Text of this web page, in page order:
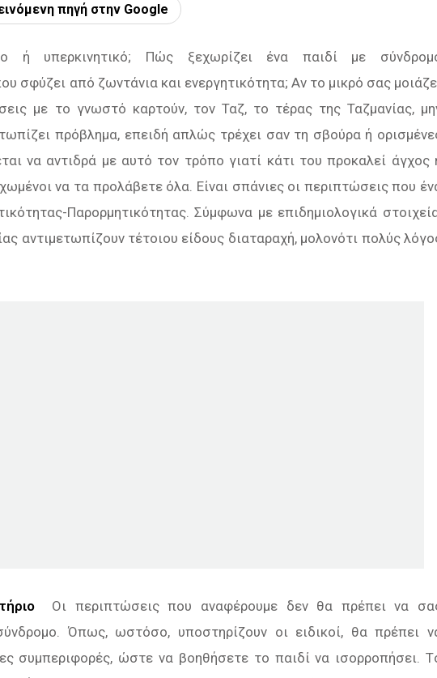
πηγή στην Google
ή υπερκινητικό; Πώς ξεχωρίζει ένα παιδί με
σφύζει από ζωντάνια και ενεργητικότητα; Αν το μικρό σας
µε το γνωστό καρτούν, τον Ταζ, το τέρας της Ταζμανίας,
πρόβλημα, επειδή απλώς τρέχει σαν τη σβούρα ή
να αντιδρά µε αυτό τον τρόπο γιατί κάτι του προκαλεί άγχος
να τα προλάβετε όλα. Είναι σπάνιες οι περιπτώσεις που
Παρορµητικότητας. Σύµφωνα µε επιδηµιολογικά
αντιµετωπίζουν τέτοιου είδους διαταραχή, µολονότι πολύς
Οι περιπτώσεις που αναφέρουµε δεν θα πρέπει να
Όπως, ωστόσο, υποστηρίζουν οι ειδικοί, θα πρέπει
συμπεριφορές, ώστε να βοηθήσετε το παιδί να ισορροπήσει.